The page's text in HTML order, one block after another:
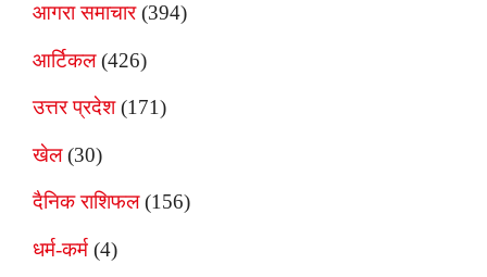
आगरा समाचार(394)
आर्टिकल(426)
उत्तर प्रदेश(171)
खेल(30)
दैनिक राशिफल(156)
धर्म-कर्म (4)